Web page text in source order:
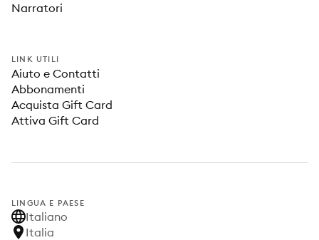
Narratori
LINK UTILI
Aiuto e Contatti
Abbonamenti
Acquista Gift Card
Attiva Gift Card
LINGUA E PAESE
Italiano
Italia